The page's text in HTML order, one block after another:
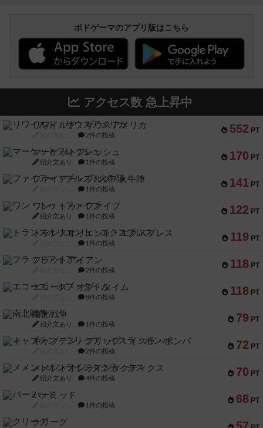
ボドゲーマのアプリ版はこちら
アクセス数 急上昇中
552 PT
リワイルド：サウスアメリカ
2件の投稿
170 PT
マーケットフレッシュ
紹介文あり 1件の投稿
141 PT
ファイアー・ブルズ / 火牛陣
1件の投稿
122 PT
ワン・トゥ・ファイブ
紹介文あり 1件の投稿
119 PT
トランスオリエント・エクスプレス
1件の投稿
118 PT
フラットアイアン
2件の投稿
118 PT
エコーズ・オブ・タイム
8件の投稿
79 PT
南北戦争
紹介文あり 1件の投稿
72 PT
キャプテン・フリップ：イスラ・ボンバ
2件の投稿
70 PT
メメントオンラインタクティクス
紹介文あり 4件の投稿
68 PT
パーミッド
1件の投稿
クリーグ